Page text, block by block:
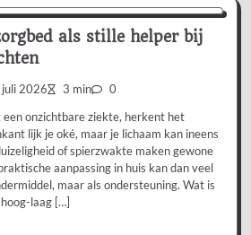
als stille helper bij
juli 2026 3 min 0
onzichtbare ziekte, herkent het
lijk je oké, maar je lichaam kan ineens
of spierzwakte maken gewone
aanpassing in huis kan dan veel
maar als ondersteuning. Wat is
laag […]